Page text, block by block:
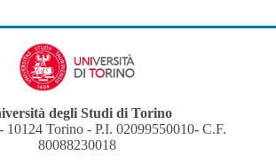
degli Studi di Torino
10124 Torino - P.I. 02099550010- C.F.
80088230018